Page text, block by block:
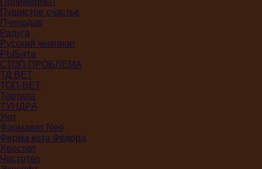
Пушистое счастье
Пчелодар
Радуга
Русский чемпион
РЫБята
СТОП ПРОБЛЕМА
ТД ВЕТ
ТОП-ВЕТ
Тортила
ТУНДРА
Уют
Фармавит Neo
Ферма кота Фёдора
Хвостел
Чистотел